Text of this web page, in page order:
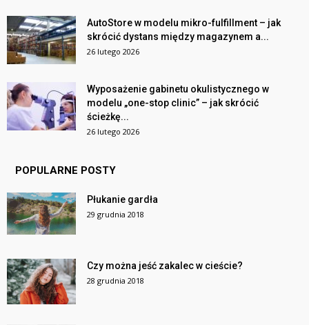
AutoStore w modelu mikro-fulfillment – jak
skrócić dystans między magazynem a...
26 lutego 2026
Wyposażenie gabinetu okulistycznego w
modelu „one-stop clinic” – jak skrócić
ścieżkę...
26 lutego 2026
POPULARNE POSTY
Płukanie gardła
29 grudnia 2018
Czy można jeść zakalec w cieście?
28 grudnia 2018